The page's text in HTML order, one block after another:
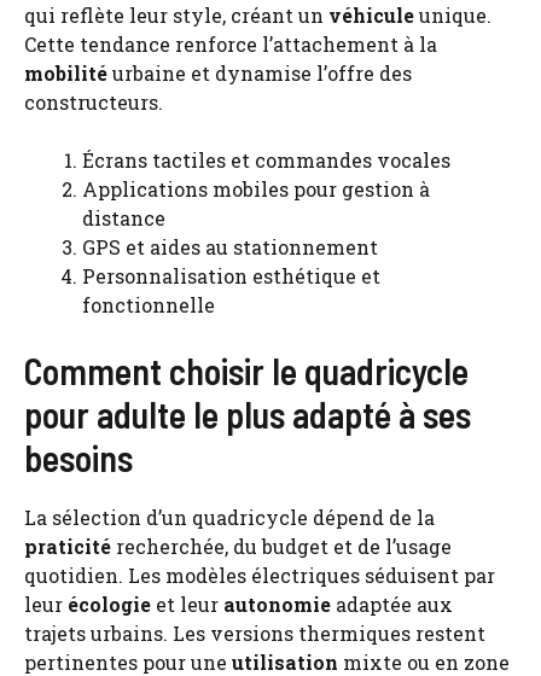
qui reflète leur style, créant un véhiculeunique.
Cette tendance renforce l’attachement à la
mobilitéurbaine et dynamise l’offre des
constructeurs.
Écrans tactiles et commandes vocales
Applications mobiles pour gestion à
distance
GPS et aides au stationnement
Personnalisation esthétique et
fonctionnelle
Comment choisir le quadricycle
pour adulte le plus adapté à ses
besoins
La sélection d’un quadricycle dépend de la
praticité recherchée, du budget et de l’usage
quotidien. Les modèles électriques séduisent par
leur écologie et leur autonomie adaptée aux
trajets urbains. Les versions thermiques restent
pertinentes pour une utilisation mixte ou en zone